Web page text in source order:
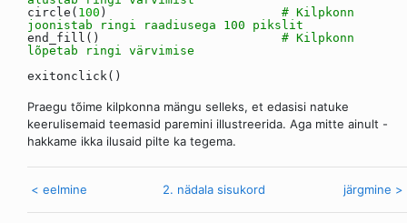
circle( 100 ) # Kilpkonn
joonistab ringi raadiusega 100 pikslit
end_fill() # Kilpkonn
lõpetab ringi värvimise
exitonclick()
Praegu tõime kilpkonna mängu selleks, et edasisi natuke
keerulisemaid teemasid paremini illustreerida. Aga mitte ainult -
hakkame ikka ilusaid pilte ka tegema.
< eelmine 2. nädala sisukord järgmine >